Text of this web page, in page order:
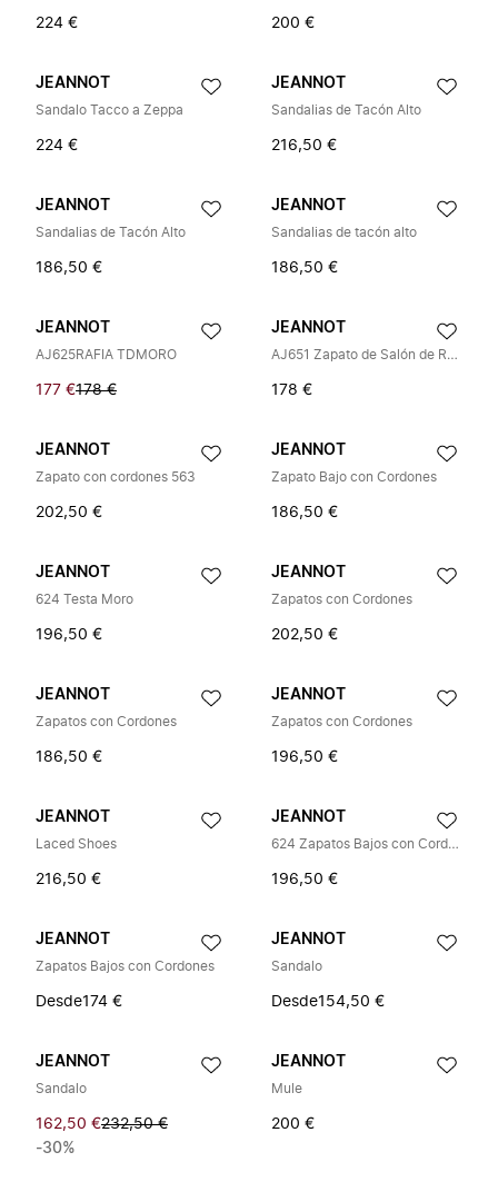
224 € 200 €
JEANNOT
Sandalo Tacco a Zeppa
224 €
JEANNOT
Sandalias de Tacón Alto
216,50 €
JEANNOT
Sandalias de Tacón Alto
186,50 €
JEANNOT
Sandalias de tacón alto
186,50 €
JEANNOT
AJ625RAFIA TDMORO
177 €178 €
JEANNOT
AJ651 Zapato de Salón de Rafia
178 €
JEANNOT
Zapato con cordones 563
202,50 €
JEANNOT
Zapato Bajo con Cordones
186,50 €
JEANNOT
624 Testa Moro
196,50 €
JEANNOT
Zapatos con Cordones
202,50 €
JEANNOT
Zapatos con Cordones
186,50 €
JEANNOT
Zapatos con Cordones
196,50 €
JEANNOT
Laced Shoes
216,50 €
JEANNOT
624 Zapatos Bajos con Cordones
196,50 €
JEANNOT
Zapatos Bajos con Cordones
Desde174 €
JEANNOT
Sandalo
Desde154,50 €
JEANNOT
Sandalo
162,50 €232,50 €
-30%
JEANNOT
Mule
200 €